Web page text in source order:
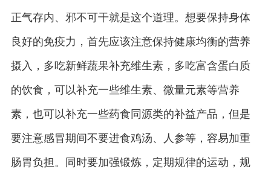
正气存内、邪不可干就是这个道理。想要保持身体
良好的免疫力，首先应该注意保持健康均衡的营养
摄入，多吃新鲜蔬果补充维生素，多吃富含蛋白质
的饮食，可以补充一些维生素、微量元素等营养
素，也可以补充一些药食同源类的补益产品，但是
要注意感冒期间不要进食鸡汤、人参等，容易加重
肠胃负担。同时要加强锻炼，定期规律的运动，规